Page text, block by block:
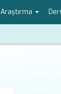
Araştırma